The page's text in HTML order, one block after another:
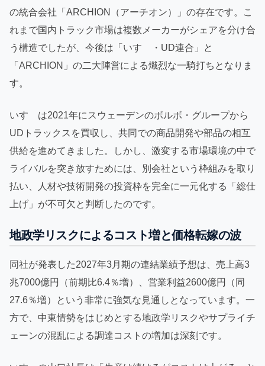
の統合会社「ARCHION（アーチオン）」の存在です。こ
れまで国内トラック市場は複数メーカーがシェアを分け合
う構造でしたが、今後は「いすゞ・UD連合」と
「ARCHION」の二大陣営による熾烈な一騎打ちとなりま
す。
いすゞは2021年にスウェーデンのボルボ・グループから
UDトラックスを買収し、共同での商品開発や部品の相互
供給を進めてきました。しかし、激変する市場環境の中で
ライバルを突き放すためには、別会社という枠組みを取り
払い、人材や技術開発の投資枠を完全に一元化する「総仕
上げ」が不可欠と判断したのです。
地政学リスクによるコスト増と価格転嫁の波
同社が発表した2027年3月期の連結業績予想は、売上高3
兆7000億円（前期比6.4％増）、営業利益2600億円（同
27.6％増）という非常に強気な見通しとなっています。一
方で、中東情勢をはじめとする地政学リスクやサプライチ
ェーンの混乱による調達コストの増加は深刻です。